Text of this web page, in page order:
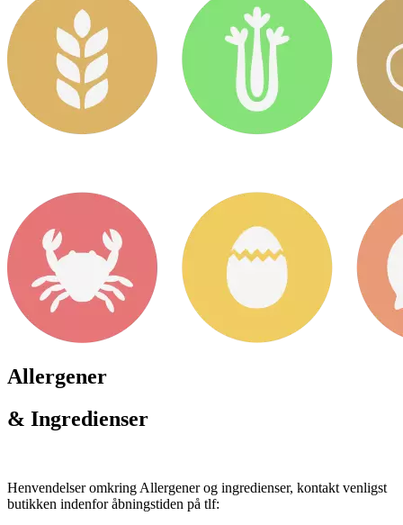
Allergener
& Ingredienser
Henvendelser omkring Allergener og ingredienser, kontakt venligst
butikken indenfor åbningstiden på tlf: